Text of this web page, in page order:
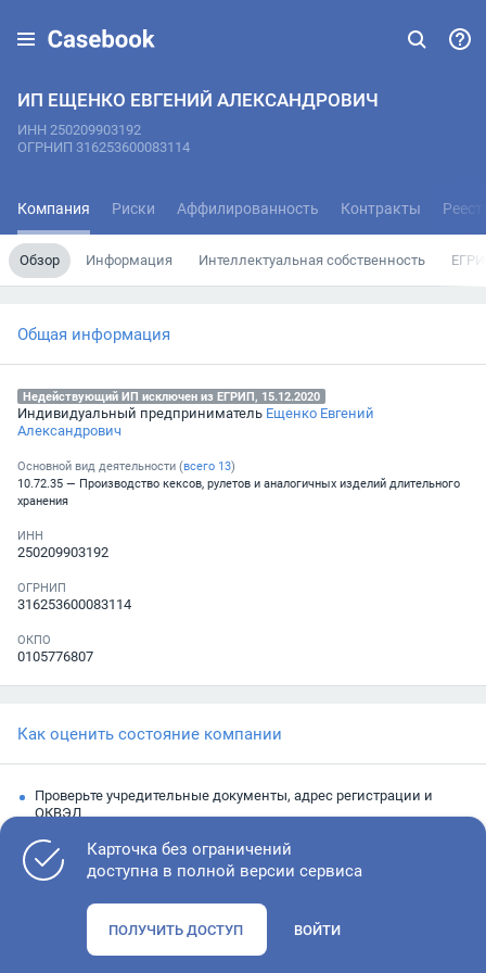
ИП ЕЩЕНКО ЕВГЕНИЙ АЛЕКСАНДРОВИЧ
ИНН 250209903192
ОГРНИП 316253600083114
Компания Риски Аффилированность Контракты
Обзор Информация Интеллектуальная собственность
Общая информация
Недействующий ИП исключен из ЕГРИП, 15.12.2020
Индивидуальный предприниматель Ещенко Евгений
Александрович
Основной вид деятельности (всего 13)
10.72.35 — Производство кексов, рулетов и аналогичных изделий длительного
хранения
ИНН
250209903192
ОГРНИП
316253600083114
ОКПО
0105776807
Как оценить состояние компании
Проверьте учредительные документы, адрес регистрации и
ОКВЭД
Запросите выписку из ЕГРЮЛ
Изучите финансовые показатели
Проверьте судебную активность и наличие долгов по
исполнительным производствам
Карточка без ограничений
доступна в полной версии сервиса
ПОЛУЧИТЬ ДОСТУП ВОЙТИ